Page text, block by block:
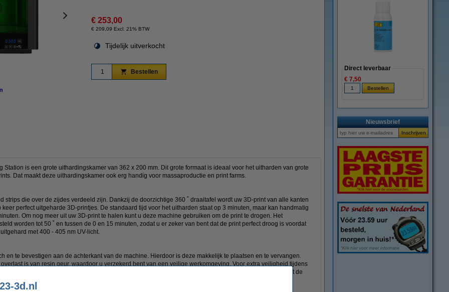
€ 253,00
€ 209,09 Excl. 21% BTW
Tijdelijk uitverkocht
Bestellen
Station is een grote uithardingskamer van 362 x 200 mm. Dit grote formaat is ideaal voor het uitharden van grote
Dat maakt deze uithardingskamer ook erg handig voor massaproductie en print farms.
strips die over de zijdes verdeeld zijn. Dankzij de doorzichtige 360 ˚ draaitafel wordt uw 3D-print van alle kanten
perfect uitgeharde 3D-printjes. De standaard tijd voor het uitharden staat op 3 minuten, maar kan handmatig
Om nog meer uit uw 3D-print te halen kunt u deze machine gebruiken om de print te drogen. Het
worden tot 50 ˚ en tussen de 0 en 15 minuten, zodat u er zeker van bent dat de print perfect droog is voordat
met 400 - 405 nm UV-licht.
en te bevestigen aan de achterkant van de machine. Hierdoor is deze makkelijk te plaatsen en te vervangen.
is van resin geur, waardoor u verzekerd bent van een veilige werkomgeving. Voor extra veiligheid tijdens
is er een extra beveiliging waardoor de machine niet aan kan als de deksel openstaat. Daarnaast heeft de
aan UV-licht.
Direct leverbaar
€ 7,50
Nieuwsbrief
3d.nl